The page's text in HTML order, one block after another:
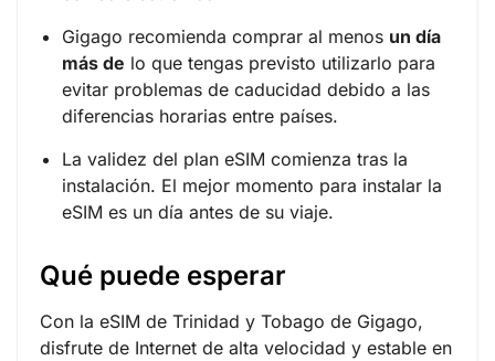
Gigago recomienda comprar al menos un día
más de lo que tengas previsto utilizarlo para
evitar problemas de caducidad debido a las
diferencias horarias entre países.
La validez del plan eSIM comienza tras la
instalación. El mejor momento para instalar la
eSIM es un día antes de su viaje.
Qué puede esperar
Con la eSIM de Trinidad y Tobago de Gigago,
disfrute de Internet de alta velocidad y estable en